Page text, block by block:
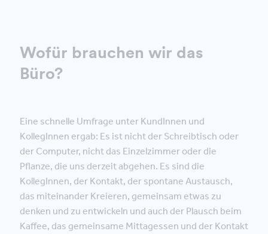
Wofür brauchen wir das
Büro?
Eine schnelle Umfrage unter KundInnen und
KollegInnen ergab: Es ist nicht der Schreibtisch oder
der Computer, nicht das Einzelzimmer oder die
Pflanze, die uns derzeit abgehen. Es sind die
KollegInnen, der Kontakt, der spontane Austausch,
das miteinander Kreieren, gemeinsam etwas zu
denken und zu entwickeln und auch der Plausch beim
Kaffee, das gemeinsame Mittagessen und der Kontakt